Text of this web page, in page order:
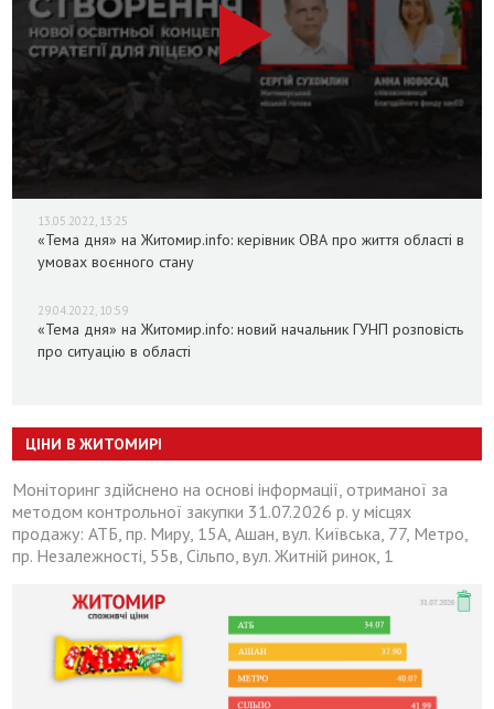
13.05.2022, 13:25
«Тема дня» на Житомир.info: керівник ОВА про життя області в
умовах воєнного стану
29.04.2022, 10:59
«Тема дня» на Житомир.info: новий начальник ГУНП розповість
про ситуацію в області
ЦІНИ В ЖИТОМИРІ
Моніторинг здійснено на основі інформації, отриманої за
методом контрольної закупки 31.07.2026 р. у місцях
продажу: АТБ, пр. Миру, 15А, Ашан, вул. Київська, 77, Метро,
пр. Незалежності, 55в, Сільпо, вул. Житній ринок, 1